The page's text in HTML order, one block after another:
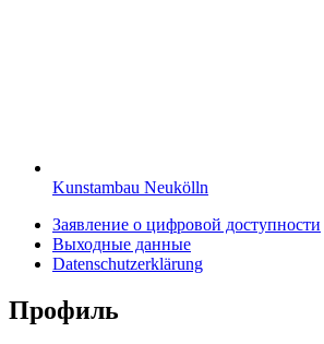
Kunstambau Neukölln
Заявление о цифровой доступности
Выходные данные
Datenschutzerklärung
Профиль